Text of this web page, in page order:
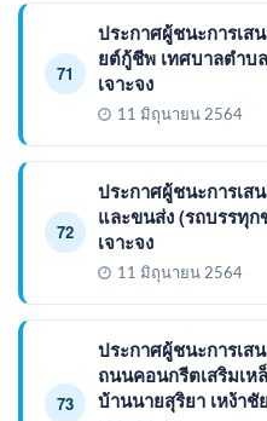
71
ประกาศผู้ชนะการเส
ยต์กู้ชีพ เทศบาลตำบ
เจาะจง
11 มิถุนายน 2564
72
ประกาศผู้ชนะการเส
และขนส่ง (รถบรรทุก
เจาะจง
11 มิถุนายน 2564
73
ประกาศผู้ชนะการเส
ถนนคอนกรีตเสริมเ
บ้านนายสุริยา เหง้า